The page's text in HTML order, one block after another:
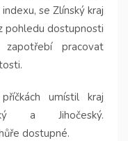
se Zlínský kraj
pohledu dostupnosti
pracovat
umístil kraj
a Jihočeský.
dostupné.